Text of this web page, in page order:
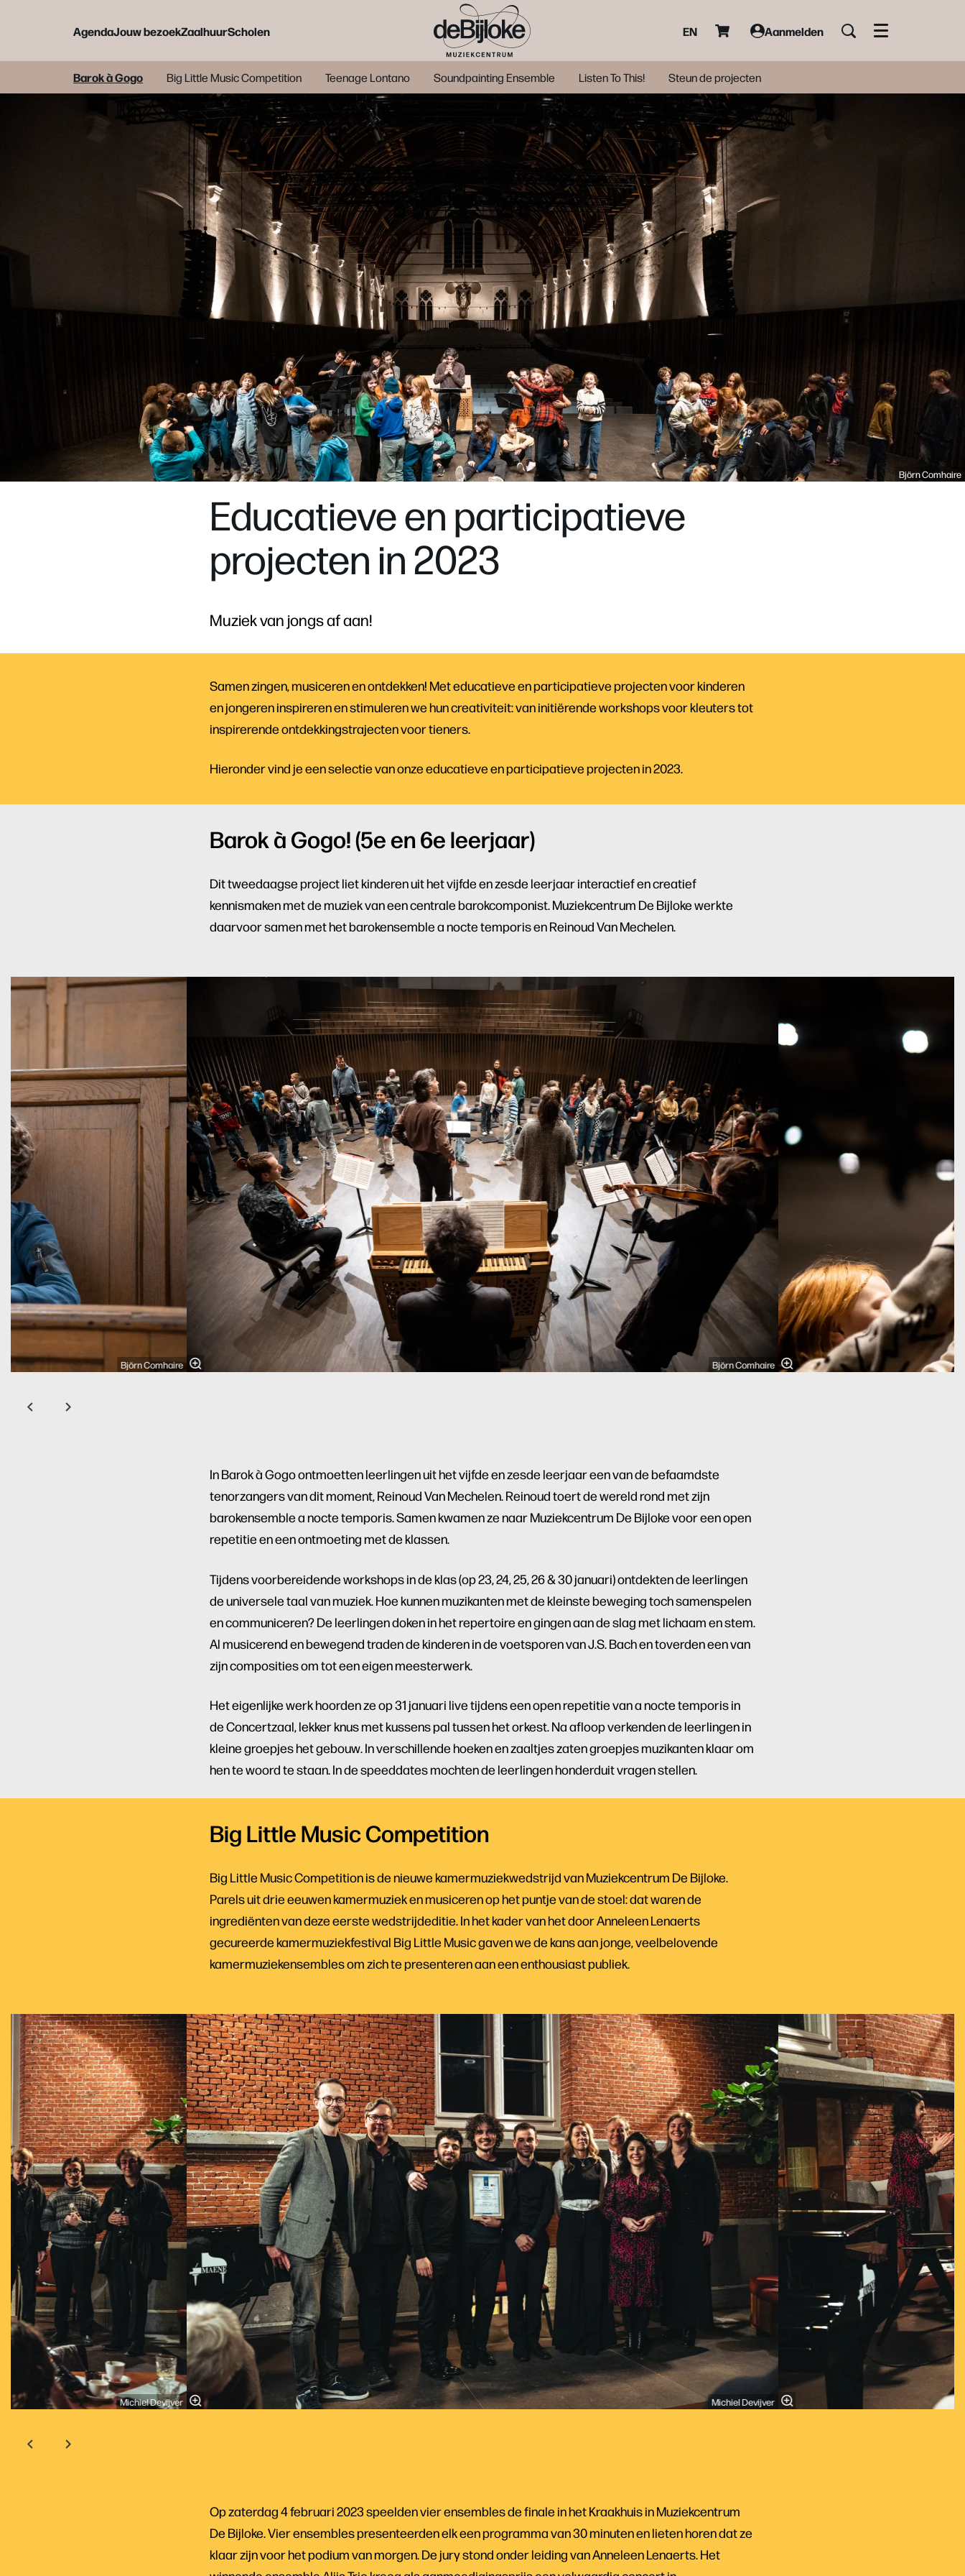
AgendaJouw bezoekZaalhuurScholen EN Aanmelden Menu
Barok à Gogo Big Little Music Competition Teenage Lontano Soundpainting Ensemble Listen To This! Steun de projecten
Björn Comhaire
Educatieve en participatieve
projecten in 2023
Muziek van jongs af aan!
Samen zingen, musiceren en ontdekken! Met educatieve en participatieve projecten voor kinderen
en jongeren inspireren en stimuleren we hun creativiteit: van initiërende workshops voor kleuters tot
inspirerende ontdekkingstrajecten voor tieners.
Hieronder vind je een selectie van onze educatieve en participatieve projecten in 2023.
Barok à Gogo! (5e en 6e leerjaar)
Dit tweedaagse project liet kinderen uit het vijfde en zesde leerjaar interactief en creatief
kennismaken met de muziek van een centrale barokcomponist. Muziekcentrum De Bijloke werkte
daarvoor samen met het barokensemble a nocte temporis en Reinoud Van Mechelen.
Overslaan
Björn Comhaire Björn Comhaire
In Barok à Gogo ontmoetten leerlingen uit het vijfde en zesde leerjaar een van de befaamdste
tenorzangers van dit moment, Reinoud Van Mechelen. Reinoud toert de wereld rond met zijn
barokensemble a nocte temporis. Samen kwamen ze naar Muziekcentrum De Bijloke voor een open
repetitie en een ontmoeting met de klassen.
Tijdens voorbereidende workshops in de klas (op 23, 24, 25, 26 & 30 januari) ontdekten de leerlingen
de universele taal van muziek. Hoe kunnen muzikanten met de kleinste beweging toch samenspelen
en communiceren? De leerlingen doken in het repertoire en gingen aan de slag met lichaam en stem.
Al musicerend en bewegend traden de kinderen in de voetsporen van J.S. Bach en toverden een van
zijn composities om tot een eigen meesterwerk.
Het eigenlijke werk hoorden ze op 31 januari live tijdens een open repetitie van a nocte temporis in
de Concertzaal, lekker knus met kussens pal tussen het orkest. Na afloop verkenden de leerlingen in
kleine groepjes het gebouw. In verschillende hoeken en zaaltjes zaten groepjes muzikanten klaar om
hen te woord te staan. In de speeddates mochten de leerlingen honderduit vragen stellen.
Big Little Music Competition
Big Little Music Competition is de nieuwe kamermuziekwedstrijd van Muziekcentrum De Bijloke.
Parels uit drie eeuwen kamermuziek en musiceren op het puntje van de stoel: dat waren de
ingrediënten van deze eerste wedstrijdeditie. In het kader van het door Anneleen Lenaerts
gecureerde kamermuziekfestival Big Little Music gaven we de kans aan jonge, veelbelovende
kamermuziekensembles om zich te presenteren aan een enthousiast publiek.
Overslaan
Michiel Devijver Michiel Devijver
Op zaterdag 4 februari 2023 speelden vier ensembles de finale in het Kraakhuis in Muziekcentrum
De Bijloke. Vier ensembles presenteerden elk een programma van 30 minuten en lieten horen dat ze
klaar zijn voor het podium van morgen. De jury stond onder leiding van Anneleen Lenaerts. Het